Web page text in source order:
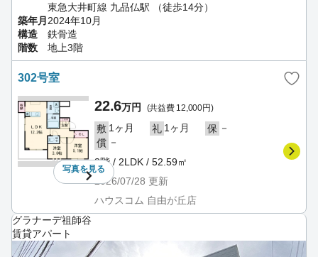
東急大井町線 九品仏駅 （徒歩14分）
築年月 2024年10月
構造
鉄骨造
階数
地上3階
302号室
写真を見る
22.6万円 (共益費 12,000円)
敷 1ヶ月 礼 1ヶ月 保 －
償 －
3階 / 2LDK / 52.59㎡
2026/07/28 更新
ハウスコム 自由が丘店
グラナーデ祖師谷
賃貸アパート